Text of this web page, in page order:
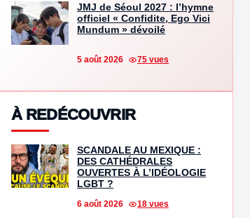
JMJ de Séoul 2027 : l’hymne
officiel « Confidite, Ego Vici
Mundum » dévoilé
5 août 2026 75 vues
À REDÉCOUVRIR
SCANDALE AU MEXIQUE :
DES CATHÉDRALES
OUVERTES À L’IDÉOLOGIE
LGBT ?
6 août 2026 18 vues